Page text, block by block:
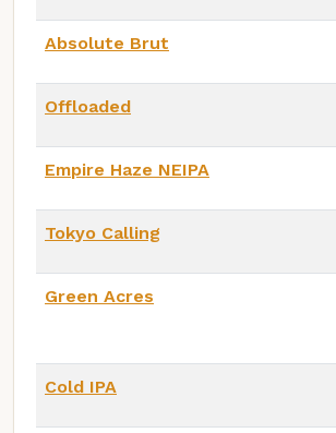
Absolute Brut
Offloaded
Empire Haze NEIPA
Tokyo Calling
Green Acres
Cold IPA